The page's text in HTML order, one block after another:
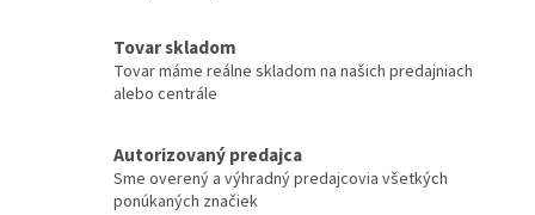
Tovar skladom
Tovar máme reálne skladom na našich predajniach
alebo centrále
Autorizovaný predajca
Sme overený a výhradný predajcovia všetkých
ponúkaných značiek